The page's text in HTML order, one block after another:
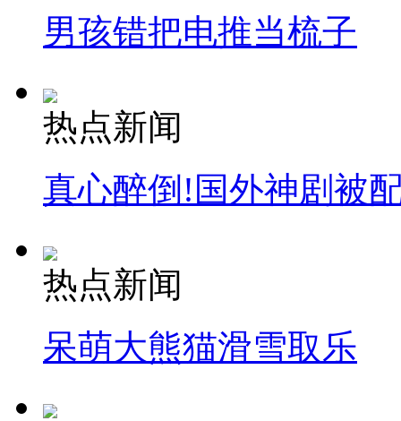
男孩错把电推当梳子
热点新闻
真心醉倒!国外神剧被
热点新闻
呆萌大熊猫滑雪取乐